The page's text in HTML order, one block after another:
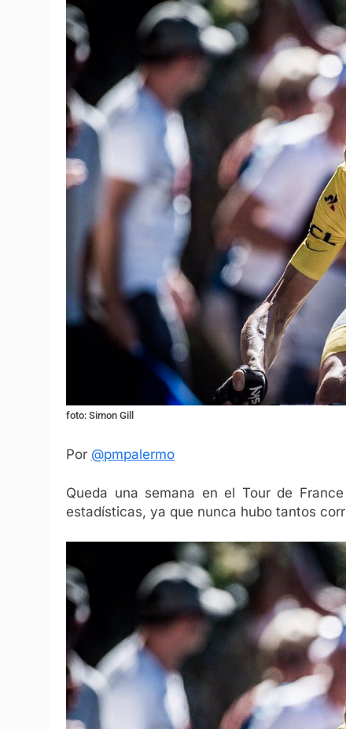
foto: Simon Gill
Por @pmpalermo
Queda una semana en el Tour de
estadísticas, ya que nunca hubo tantos